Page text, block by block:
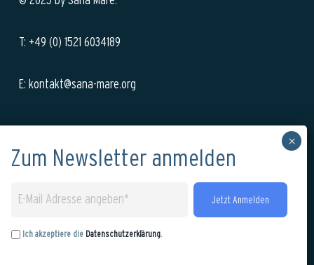
T: +49 (0) 1521 6034189
E: kontakt@sana-mare.org
Ich akzeptiere dieDatenschutzerklärung
Ich akzeptiere die Datenschutzerklärung.